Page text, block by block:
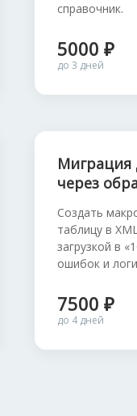
справочник.
5000 ₽
до 3 дней
Миграция
через
Создать
таблицу в
загрузкой в
ошибок и
7500 ₽
до 4 дней